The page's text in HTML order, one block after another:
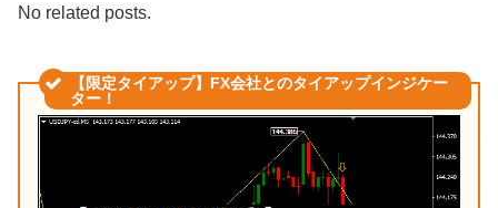
No related posts.
【限定タイアップ】FX会社とのタイアップインジケー
ター！